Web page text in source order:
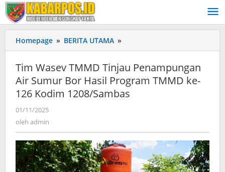
Lewati
ke
konten
Homepage » BERITA UTAMA »
Wasev
Tinjau
Penampungan
Air
Program
TMMD
ke-
126
Tim Wasev TMMD Tinjau Penampungan
Air Sumur Bor Hasil Program TMMD ke-
126 Kodim 1208/Sambas
01/11/2025
oleh admin